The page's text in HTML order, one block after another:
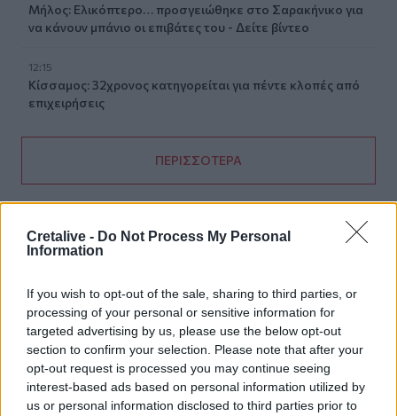
Cretalive - Do Not Process My Personal
Information
If you wish to opt-out of the sale, sharing to third parties, or
processing of your personal or sensitive information for
targeted advertising by us, please use the below opt-out
section to confirm your selection. Please note that after your
opt-out request is processed you may continue seeing
interest-based ads based on personal information utilized by
us or personal information disclosed to third parties prior to
Μήλος: Ελικόπτερο… προσγειώθηκε στο Σαρακήνικο για
να κάνουν μπάνιο οι επιβάτες του - Δείτε βίντεο
12:15
Κίσσαμος: 32χρονος κατηγορείται για πέντε κλοπές από
επιχειρήσεις
ΠΕΡΙΣΣΟΤΕΡΑ
Κρήτη: Και την Δευτέρα (10/08) πολύ υψηλός ο
ΚΡΗΤΗ 13:45
Κρήτη: Και την Δευτέρα (10/08)
Κρήτη: Και την Δευτέρα (10/08)
πολύ υψηλός ο κίνδυνος
πυρκαγιάς